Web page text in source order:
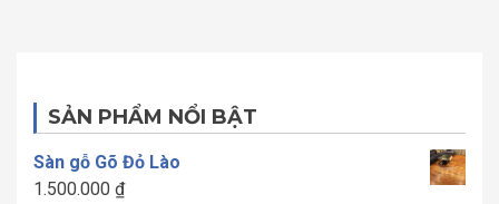
SẢN PHẨM NỔI BẬT
Sàn gỗ Gõ Đỏ Lào
1.500.000 ₫